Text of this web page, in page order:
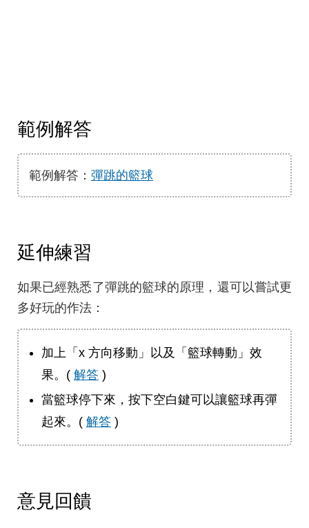
範例解答
範例解答： 彈跳的籃球
延伸練習
如果已經熟悉了彈跳的籃球的原理，還可以嘗試更
多好玩的作法：
加上「x 方向移動」以及「籃球轉動」效
果。( 解答 )
當籃球停下來，按下空白鍵可以讓籃球再彈
起來。( 解答 )
意見回饋